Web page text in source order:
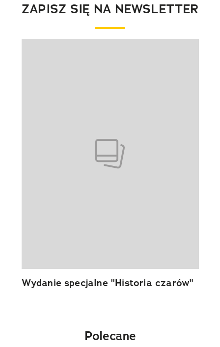
ZAPISZ SIĘ NA NEWSLETTER
Wydanie specjalne "Historia czarów"
Polecane